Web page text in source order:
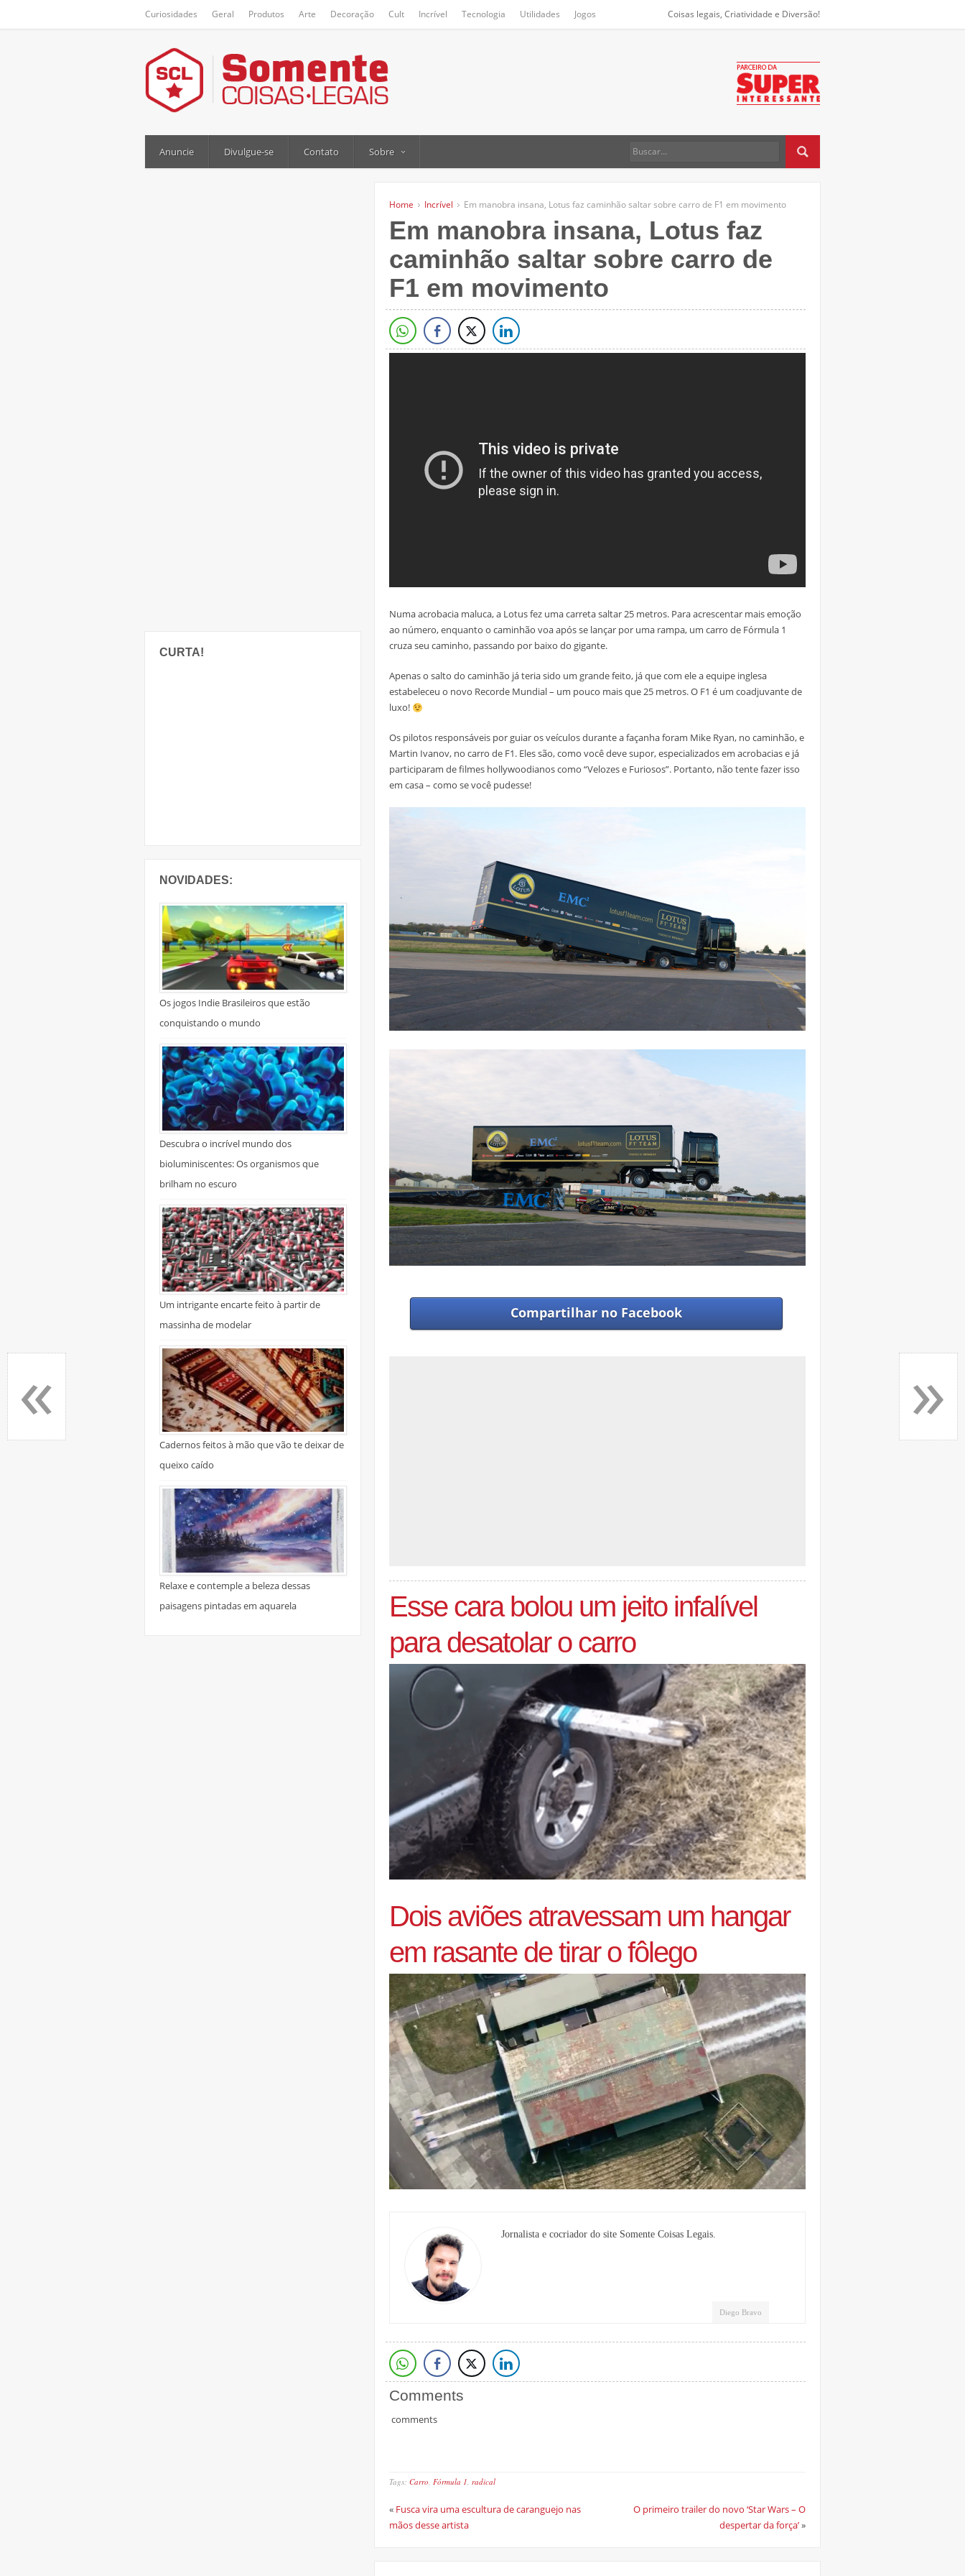
Curiosidades Geral Produtos Arte Decoração Cult Incrível Tecnologia Utilidades Jogos Coisas legais, Criatividade e Diversão!
Anuncie Divulgue-se Contato Sobre
CURTA!
NOVIDADES:
Os jogos Indie Brasileiros que estão
conquistando o mundo
Descubra o incrível mundo dos
bioluminiscentes: Os organismos que
brilham no escuro
Um intrigante encarte feito à partir de
massinha de modelar
Cadernos feitos à mão que vão te deixar de
queixo caído
Relaxe e contemple a beleza dessas
paisagens pintadas em aquarela
Home Incrível Em manobra insana, Lotus faz caminhão saltar sobre carro de F1 em movimento
Em manobra insana, Lotus faz
caminhão saltar sobre carro de
F1 em movimento
Numa acrobacia maluca, a Lotus fez uma carreta saltar 25 metros. Para acrescentar mais emoção
ao número, enquanto o caminhão voa após se lançar por uma rampa, um carro de Fórmula 1
cruza seu caminho, passando por baixo do gigante.
Apenas o salto do caminhão já teria sido um grande feito, já que com ele a equipe inglesa
estabeleceu o novo Recorde Mundial – um pouco mais que 25 metros. O F1 é um coadjuvante de
luxo!
Os pilotos responsáveis por guiar os veículos durante a façanha foram Mike Ryan, no caminhão, e
Martin Ivanov, no carro de F1. Eles são, como você deve supor, especializados em acrobacias e já
participaram de filmes hollywoodianos como “Velozes e Furiosos”. Portanto, não tente fazer isso
em casa – como se você pudesse!
Compartilhar no Facebook
Esse cara bolou um jeito infalível
para desatolar o carro
Dois aviões atravessam um hangar
em rasante de tirar o fôlego
Diego Bravo
Jornalista e cocriador do site Somente Coisas Legais.
Comments
comments
Tags: Carro, Fórmula 1, radical
« Fusca vira uma escultura de caranguejo nas
mãos desse artista
O primeiro trailer do novo ‘Star Wars – O
despertar da força’»
»
«